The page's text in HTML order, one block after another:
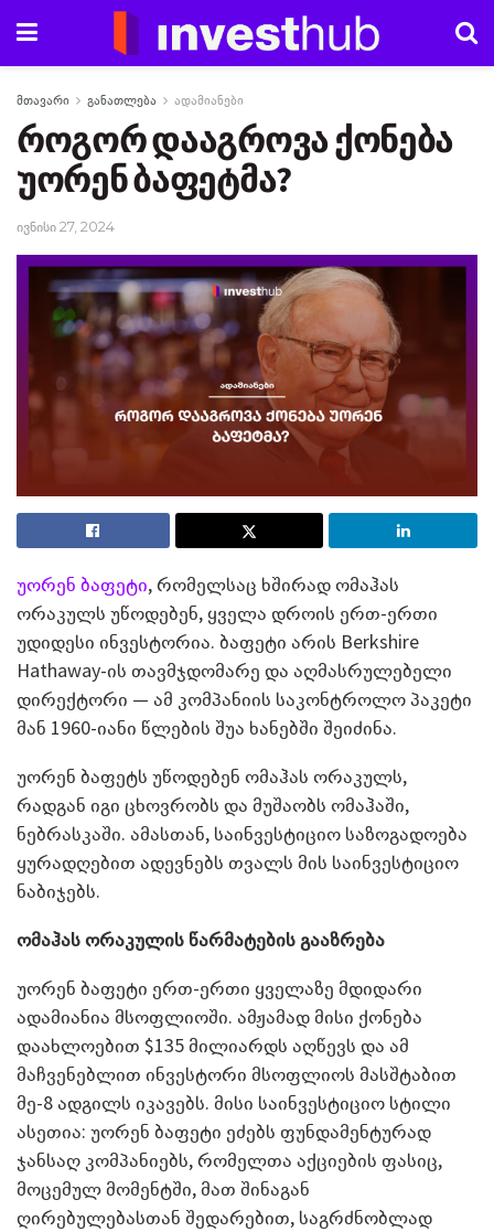
მთავარი განათლება ადამიანები
როგორ დააგროვა ქონება
უორენ ბაფეტმა?
ივნისი 27, 2024
უორენ ბაფეტი, რომელსაც ხშირად ომაჰას
ორაკულს უწოდებენ, ყველა დროის ერთ-ერთი
უდიდესი ინვესტორია. ბაფეტი არის Berkshire
Hathaway-ის თავმჯდომარე და აღმასრულებელი
დირექტორი — ამ კომპანიის საკონტროლო პაკეტი
მან 1960-იანი წლების შუა ხანებში შეიძინა.
უორენ ბაფეტს უწოდებენ ომაჰას ორაკულს,
რადგან იგი ცხოვრობს და მუშაობს ომაჰაში,
ნებრასკაში. ამასთან, საინვესტიციო საზოგადოება
ყურადღებით ადევნებს თვალს მის საინვესტიციო
ნაბიჯებს.
ომაჰას ორაკულის წარმატების გააზრება
უორენ ბაფეტი ერთ-ერთი ყველაზე მდიდარი
ადამიანია მსოფლიოში. ამჟამად მისი ქონება
დაახლოებით $135 მილიარდს აღწევს და ამ
მაჩვენებლით ინვესტორი მსოფლიოს მასშტაბით
მე-8 ადგილს იკავებს. მისი საინვესტიციო სტილი
ასეთია: უორენ ბაფეტი ეძებს ფუნდამენტურად
ჯანსაღ კომპანიებს, რომელთა აქციების ფასიც,
მოცემულ მომენტში, მათ შინაგან
ღირებულებასთან შედარებით, საგრძნობლად